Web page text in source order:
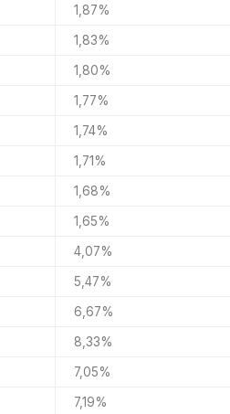
1,87%
1,83%
1,80%
1,77%
1,74%
1,71%
1,68%
1,65%
4,07%
5,47%
6,67%
8,33%
7,05%
7,19%